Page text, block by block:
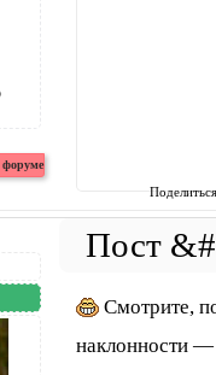
Смотрите,
наклонности —